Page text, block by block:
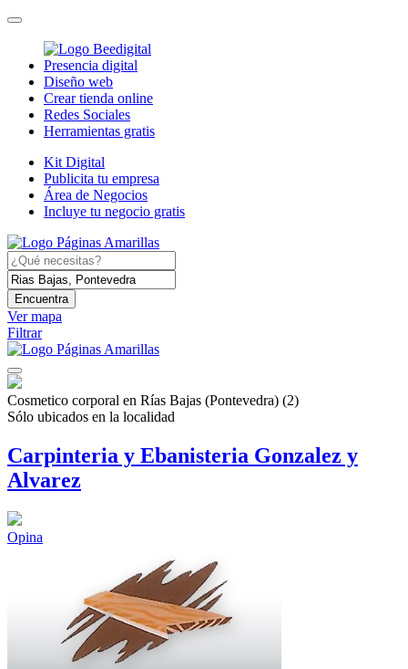
Presencia digital
Diseño web
Crear tienda online
Redes Sociales
Herramientas gratis
Kit Digital
Publicita tu empresa
Área de Negocios
Incluye tu negocio gratis
Encuentra
Ver mapa
Filtrar
Cosmetico corporal en Rías Bajas (Pontevedra) (2)
Sólo ubicados en la localidad
Carpinteria y Ebanisteria Gonzalez y
Alvarez
Opina